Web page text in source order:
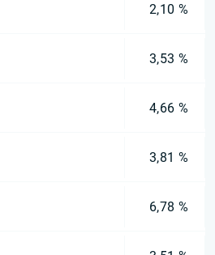
2,10 %
3,53 %
4,66 %
3,81 %
6,78 %